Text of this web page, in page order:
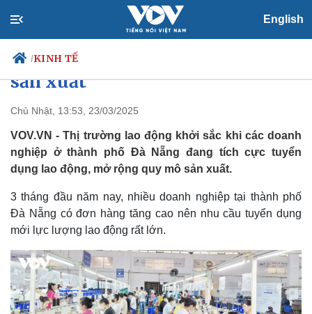
English
/KINH TẾ
Chính trị
Đảng
Tổ chức nhân sự
Nhận diện sự thật
Xã hội
Tin 24h
Dự báo thời tiết
Dấu ấn VOV
Việc làm
Doanh nghiệp Đà Nẵng tăng tốc
tuyển dụng lao động để mở rộng
sản xuất
Chủ Nhật, 13:53, 23/03/2025
VOV.VN - Thị trường lao động khởi sắc khi các doanh
nghiệp ở thành phố Đà Nẵng đang tích cực tuyển
dụng lao động, mở rộng quy mô sản xuất.
3 tháng đầu năm nay, nhiều doanh nghiệp tại thành phố
Đà Nẵng có đơn hàng tăng cao nên nhu cầu tuyển dụng
mới lực lượng lao động rất lớn.